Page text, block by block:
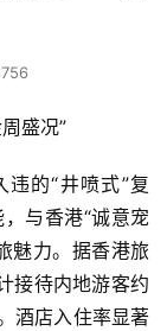
盛况”
的“井喷式”复
与香港“诚意宠
魅力。据香港旅
接待内地游客约
酒店入住率显著